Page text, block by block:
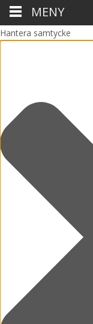
Hantera samtycke
MENY